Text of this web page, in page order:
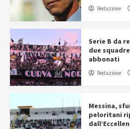
Redazione
Serie B da
due
abbonati
Redazione
Messina,
peloritani